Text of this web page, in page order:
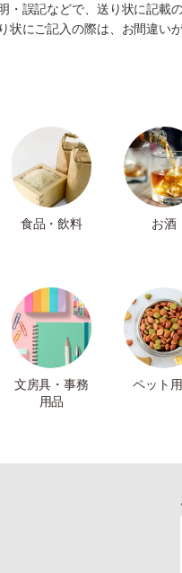
・誤記などで、送り状に記
状にご記入の際は、お間違い
食品・飲料 お酒
文房具・事務
用品
ペット